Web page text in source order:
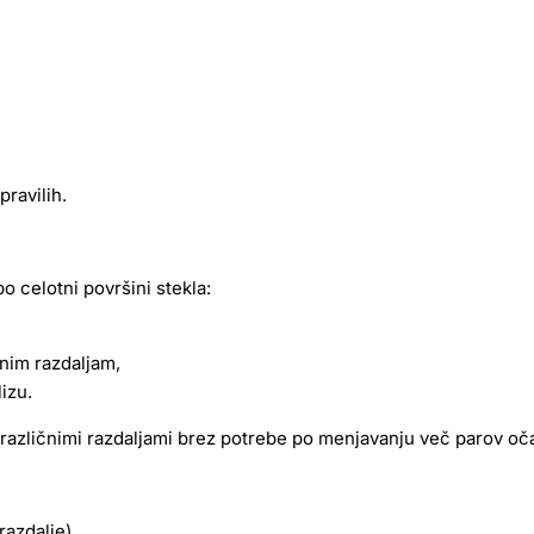
celotni površini stekla:
razdaljam,
razdaljami brez potrebe po menjavanju več parov